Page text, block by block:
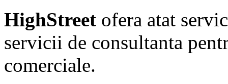
HighStreet ofera atat
servicii de consultanta
comerciale.